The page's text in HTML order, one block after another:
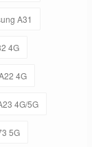
A31
4G
4G
4G/5G
5G